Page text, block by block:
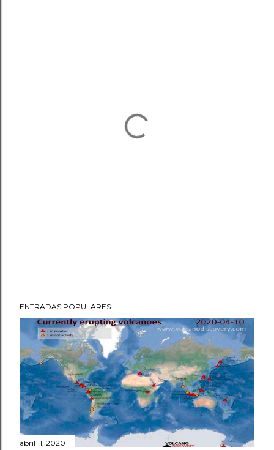
ENTRADAS POPULARES
abril 11, 2020